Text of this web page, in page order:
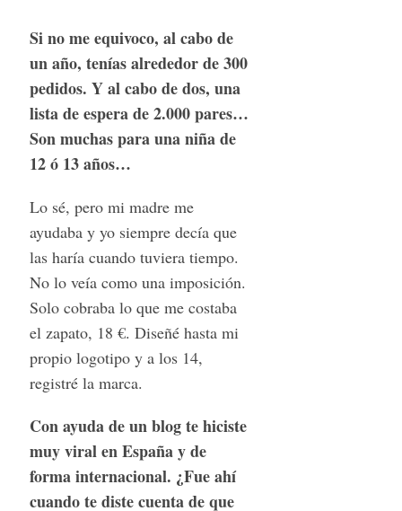
Si no me equivoco, al cabo de
un año, tenías alrededor de 300
pedidos. Y al cabo de dos, una
lista de espera de 2.000 pares…
Son muchas para una niña de
12 ó 13 años…
Lo sé, pero mi madre me
ayudaba y yo siempre decía que
las haría cuando tuviera tiempo.
No lo veía como una imposición.
Solo cobraba lo que me costaba
el zapato, 18 €. Diseñé hasta mi
propio logotipo y a los 14,
registré la marca.
Con ayuda de un blog te hiciste
muy viral en España y de
forma internacional. ¿Fue ahí
cuando te diste cuenta de que